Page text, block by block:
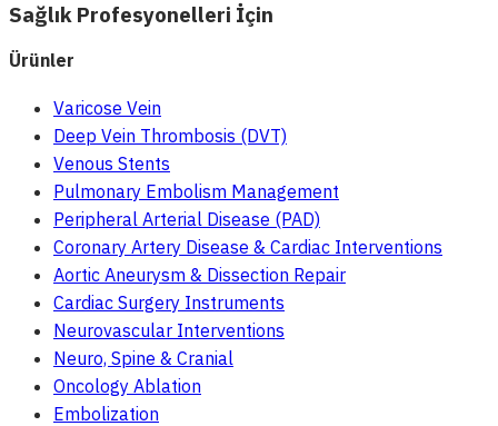
Sağlık Profesyonelleri İçin
Ürünler
Varicose Vein
Deep Vein Thrombosis (DVT)
Venous Stents
Pulmonary Embolism Management
Peripheral Arterial Disease (PAD)
Coronary Artery Disease & Cardiac Interventions
Aortic Aneurysm & Dissection Repair
Cardiac Surgery Instruments
Neurovascular Interventions
Neuro, Spine & Cranial
Oncology Ablation
Embolization